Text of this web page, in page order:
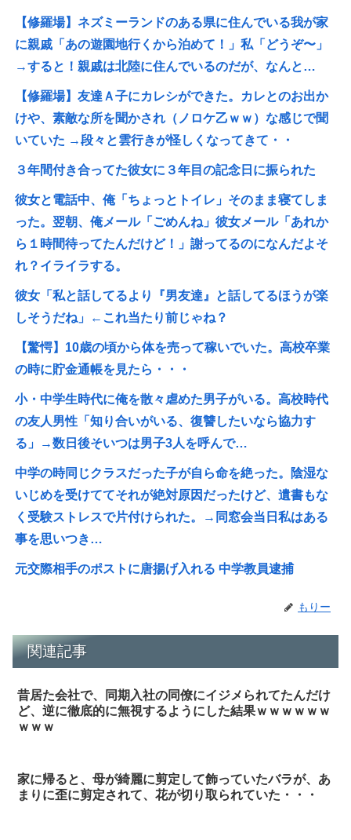
【修羅場】ネズミーランドのある県に住んでいる我が家
に親戚「あの遊園地行くから泊めて！」私「どうぞ〜」
→すると！親戚は北陸に住んでいるのだが、なんと…
【修羅場】友達Ａ子にカレシができた。カレとのお出か
けや、素敵な所を聞かされ（ノロケ乙ｗｗ）な感じで聞
いていた →段々と雲行きが怪しくなってきて・・
３年間付き合ってた彼女に３年目の記念日に振られた
彼女と電話中、俺「ちょっとトイレ」そのまま寝てしま
った。翌朝、俺メール「ごめんね」彼女メール「あれか
ら１時間待ってたんだけど！」謝ってるのになんだよそ
れ？イライラする。
彼女「私と話してるより『男友達』と話してるほうが楽
しそうだね」←これ当たり前じゃね？
【驚愕】10歳の頃から体を売って稼いでいた。高校卒業
の時に貯金通帳を見たら・・・
小・中学生時代に俺を散々虐めた男子がいる。高校時代
の友人男性「知り合いがいる、復讐したいなら協力す
る」→数日後そいつは男子3人を呼んで…
中学の時同じクラスだった子が自ら命を絶った。陰湿な
いじめを受けててそれが絶対原因だったけど、遺書もな
く受験ストレスで片付けられた。→同窓会当日私はある
事を思いつき…
元交際相手のポストに唐揚げ入れる 中学教員逮捕
もりー
関連記事
昔居た会社で、同期入社の同僚にイジメられてたんだけ
ど、逆に徹底的に無視するようにした結果ｗｗｗｗｗｗ
ｗｗｗ
家に帰ると、母が綺麗に剪定して飾っていたバラが、あ
まりに歪に剪定されて、花が切り取られていた・・・